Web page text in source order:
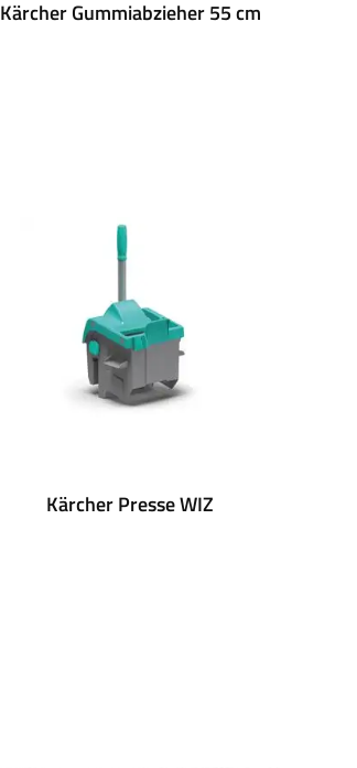
Kärcher Gummiabzieher 55 cm
Kärcher Presse WIZ